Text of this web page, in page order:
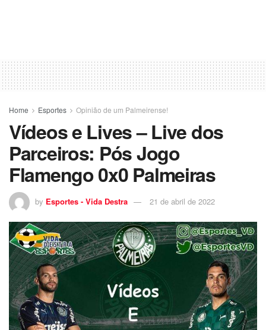
Home Esportes Opinião de um Palmeirense!
Vídeos e Lives – Live dos
Parceiros: Pós Jogo
Flamengo 0x0 Palmeiras
by Esportes - Vida Destra 21 de abril de 2022